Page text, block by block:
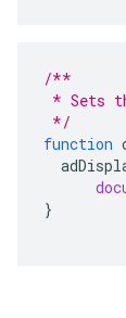
/**
* Sets
*/
function
}